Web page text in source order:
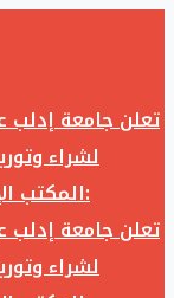
تعلن جامعة إدلب
لشراء
المكتب الإعلامي في جامعة إدلب وفق الآتي:
تعلن جامعة إدلب
لشراء